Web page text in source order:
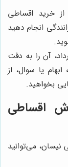
از خرید اقساطی
انجام دهید
آن را به دقت
یا سوال، از
بخواهید.
اقساطی
نیسان، می‌توانید